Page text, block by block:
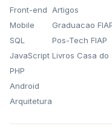
Front-end
Mobile
SQL
JavaScript
PHP
Android
Arquitetura
Artigos
Graduacao
Pos-Tech FIAP
Livros Casa do